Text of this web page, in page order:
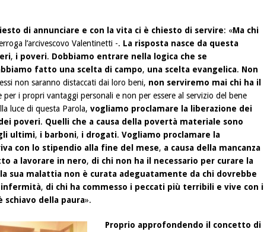
di annunciare e con la vita ci è chiesto di servire: «Ma chi
l’arcivescovo Valentinetti -. La risposta nasce da questa
, i poveri. Dobbiamo entrare nella logica che se
fatto una scelta di campo, una scelta evangelica. Non
non saranno distaccati dai loro beni, non serviremo mai chi ha il
per i propri vantaggi personali e non per essere al servizio del bene
luce di questa Parola, vogliamo proclamare la liberazione dei
poveri. Quelli che a causa della povertà materiale sono
ultimi, i barboni, i drogati. Vogliamo proclamare la
con lo stipendio alla fine del mese, a causa della mancanza
a lavorare in nero, di chi non ha il necessario per curare la
sua malattia non è curata adeguatamente da chi dovrebbe
infermità, di chi ha commesso i peccati più terribili e vive con i
schiavo della paura».
Proprio approfondendo il concetto di